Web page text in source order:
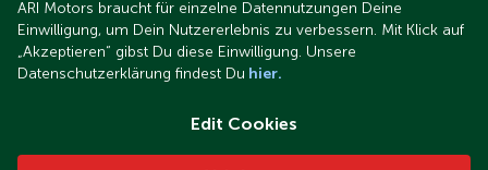
ARI Motors braucht für einzelne Datennutzungen Deine
Einwilligung, um Dein Nutzererlebnis zu verbessern. Mit Klick auf
„Akzeptieren“ gibst Du diese Einwilligung. Unsere
Datenschutzerklärung findest Du hier.
Edit Cookies